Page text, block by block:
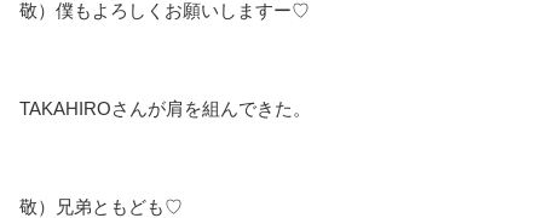
敬）僕もよろしくお願いしますー♡
TAKAHIROさんが肩を組んできた。
敬）兄弟ともども♡